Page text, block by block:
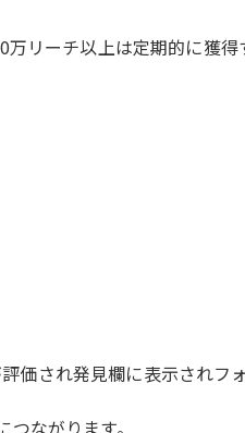
リーチ以上は定期的に獲得
価され発見欄に表示され
ながります。